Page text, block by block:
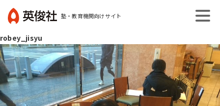
ン
ツ
へ
キ
ッ
塾・教育機関向けサイト
俊
社
robey_jisyu